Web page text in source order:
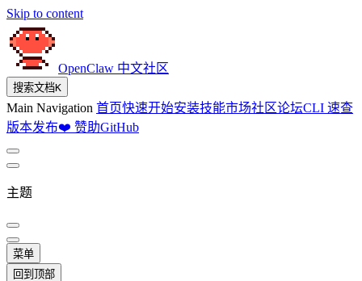
Skip to content
OpenClaw 中文社区
搜索文档K
Main Navigation 首页快速开始安装技能市场社区论坛CLI 速查
版本发布❤️ 赞助GitHub
主题
菜单
回到顶部